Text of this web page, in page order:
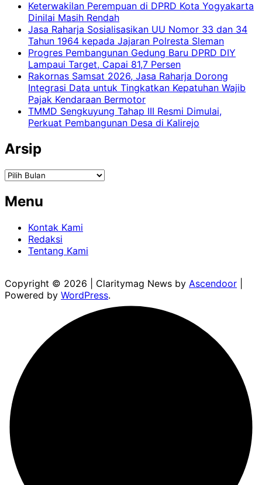
Keterwakilan Perempuan di DPRD Kota Yogyakarta
Dinilai Masih Rendah
Jasa Raharja Sosialisasikan UU Nomor 33 dan 34
Tahun 1964 kepada Jajaran Polresta Sleman
Progres Pembangunan Gedung Baru DPRD DIY
Lampaui Target, Capai 81,7 Persen
Rakornas Samsat 2026, Jasa Raharja Dorong
Integrasi Data untuk Tingkatkan Kepatuhan Wajib
Pajak Kendaraan Bermotor
TMMD Sengkuyung Tahap III Resmi Dimulai,
Perkuat Pembangunan Desa di Kalirejo
Arsip
Arsip
Menu
Kontak Kami
Redaksi
Tentang Kami
Copyright © 2026 | Claritymag News by Ascendoor
Powered by WordPress.